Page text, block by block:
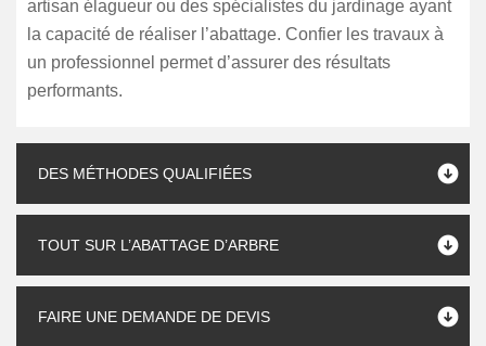
artisan élagueur ou des spécialistes du jardinage ayant
la capacité de réaliser l’abattage. Confier les travaux à
un professionnel permet d’assurer des résultats
performants.
DES MÉTHODES QUALIFIÉES
TOUT SUR L’ABATTAGE D’ARBRE
FAIRE UNE DEMANDE DE DEVIS